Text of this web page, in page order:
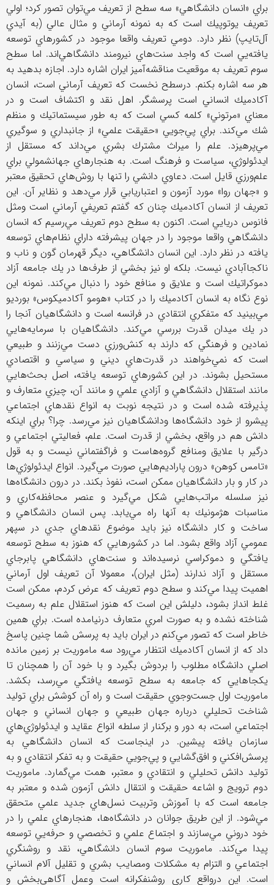
براي «انسان دانشگاهي» سه سطح از تعريف مي‌توان تصور كرد؛ اولي
تعريف يوتوپيك است كه به نمونه آرماني و مثال عالي (به آيدي
آل‌تايپ) نظر دارد. دومي تعريف واقعا موجود در كشورهاي توسعه
يافته‌يي است كه واجد سنت‌هاي نيرومند دانشگاهي‌اند. اما سطح
سوم تعريف به موقعيت مناقشه‌آميز ايران اشاره دارد. اجازه بدهيد به
هر سه اشاره بكنم. درسطح نخست كه تعريف آرماني است، انسان
آكادميك انساني است پرسشگر. اهل نقد و اكتشاف است و در
معناي «مرتوني» كلمه كسي است كه به طور سيستماتيك و منظم
شك مي‌كند. براي پي‌جويي «حقيقت علمي» از جانبداري و سوگيري
مي‌پرهيزد. علم را ميراث مشترك بشري مي‌داند كه مستقل از
ايدئولوژي، سياست و فرهنگ است. به هنجارهاي جهانشمولي براي
علم‌ورزي قايل است. دعاوي دانشي را تنها با روش‌هاي تحقيق معتبر
و «جهان روا» مورد آزمون و اعتباريابي قرار مي‌دهد و نظاير آن. اين
تعريف از انسان آكادميك چنان كه گفتم تعريفي آرماني است ومثل
فانوس دريايي است. اكنون به سطح دوم تعريف مي‌رسيم كه انسان
دانشگاهي واقعا موجود را در جهان پيشرفته داراي نظام‌هاي توسعه
يافته در نظر دارد. اين انسان دانشگاهي، ديگر قهرمان گون و ناب و
ناكجاآبادي نيست. بلكه او نيز بخشي از طرف‌ها در يك جامعه آزاد
دموكراتيك است و علايق و منافع خود را دنبال مي‌كند. نمونه اين
نوع نگاه به انسان آكادميك را در كتاب «هومو آكادميكوس» بورديو
مي‌بينيد كه متفكري انتقادي در فرانسه است و دانشگاهيان آنجا را
در يك ميدان قدرت بررسي مي‌كند. دانشگاهيان با سرمايه‌هايي
نمادين و فرهنگي كه دارند به كنش‌ورزي دست مي‌زنند و طبيعي
است كه نمي‌خواهند در قدرت‌هاي ديني و سياسي و اقتصادي
مستحيل بشوند. در اين كشورهاي توسعه يافته، اصل بحث‌هايي
مانند استقلال دانشگاهي و آزادي علمي و مانند آن، چيزي متعارف و
پذيرفته شده است و در نتيجه نوبت به انواع نقدهاي اجتماعي
پيشرو از خود دانشگاه‌ها ودانشگاهيان نيز مي‌رسد. چرا؟ براي اينكه
دانش هم در واقع، بخشي از قدرت است. علم، فعاليتي اجتماعي و
درگير با علايق ومنافع گروه‌هاست و فراگفتماني نيست و به قول
«تامس كوهن» درون پاراديم‌هايي صورت مي‌گيرد. انواع ايدئولوژي‌ها
در كار و بار دانشگاهيان ممكن است، نفوذ بكند. در درون دانشگاه‌ها
نيز سلسله مراتب‌هايي شكل مي‌گيرد و عنصر محافظه‌كاري و
مناسبات هژمونيك به آنها راه مي‌يابد. پس انسان دانشگاهي و
ساخت و كار دانشگاه نيز بايد موضوع نقدهاي جدي در سپهر
عمومي آزاد واقع بشود. اما در كشورهايي كه هنوز به سطح توسعه
يافتگي و دموكراسي نرسيده‌اند و سنت‌هاي دانشگاهي پابرجاي
مستقل و آزاد ندارند (مثل ايران)، معمولا آن تعريف اول آرماني
اهميت پيدا مي‌كند و سطح دوم تعريف كه عرض كردم، ممكن است
غلط انداز بشود، دليلش اين است كه هنوز استقلال علم به رسميت
شناخته نشده و به صورت امري متعارف درنيامده است. براي همين
خاطر است كه تصور مي‌كنم در ايران بايد به پرسش شما چنين پاسخ
داد كه از انسان آكادميك انتظار مي‌رود سه ماموريت بر زمين مانده
اصلي دانشگاه مطلوب را بردوش بگيرد و با خود آن را همچنان تا
يكجاهايي كه جامعه به سطح توسعه يافتگي مي‌رسد، بكشد.
ماموريت اول جست‌وجوي حقيقت است و راه آن كوشش براي توليد
شناخت تحليلي درباره جهان طبيعي و جهان انساني و جهان
اجتماعي است، به دور و بركنار از سلطه انواع عقايد و ايدئولوژي‌هاي
سازمان يافته پيشين. در اينجاست كه انسان دانشگاهي به
پرسش‌افكني و افق‌گشايي و پي‌جويي حقيقت و به تفكر انتقادي و به
توليد دانش تحليلي و انتقادي و معتبر، همت مي‌گمارد. ماموريت
دوم ترويج و اشاعه حقيقت و انتقال دانش آزمون شده و معتبر به
جامعه است كه با آموزش وتربيت نسل‌هاي جديد علمي متحقق
مي‌شود. از اين طريق جوانان در دانشگاه‌ها، هنجارهاي علمي را در
خود دروني مي‌سازند و اجتماع علمي و تخصصي و حرفه‌يي توسعه
پيدا مي‌كند. ماموريت سوم انسان دانشگاهي، نقد و روشنگري
اجتماعي و التزام به مشكلات ومصايب بشري و تقليل آلام انساني
است. اين درواقع كاري روشنفكرانه است وعمل آگاهي‌بخش و